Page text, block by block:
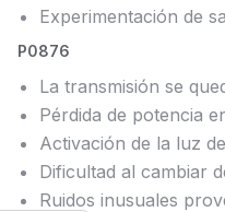
Experimentación de
P0876
La transmisión se
Pérdida de potencia
Activación de la luz
Dificultad al cambiar
Ruidos inusuales